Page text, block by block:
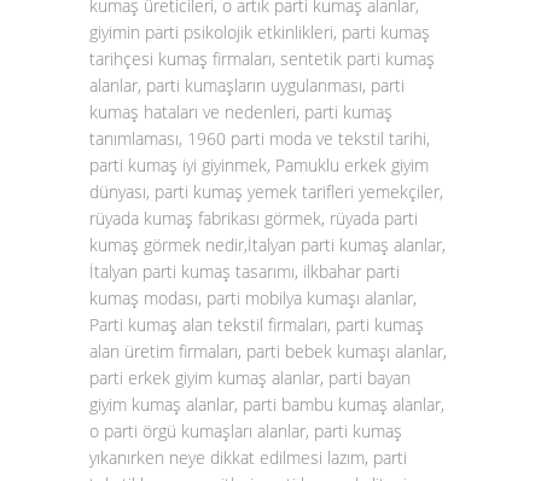
kumaş üreticileri, o artık parti kumaş alanlar,
giyimin parti psikolojik etkinlikleri, parti kumaş
tarihçesi kumaş firmaları, sentetik parti kumaş
alanlar, parti kumaşların uygulanması, parti
kumaş hataları ve nedenleri, parti kumaş
tanımlaması, 1960 parti moda ve tekstil tarihi,
parti kumaş iyi giyinmek, Pamuklu erkek giyim
dünyası, parti kumaş yemek tarifleri yemekçiler,
rüyada kumaş fabrikası görmek, rüyada parti
kumaş görmek nedir,İtalyan parti kumaş alanlar,
İtalyan parti kumaş tasarımı, ilkbahar parti
kumaş modası, parti mobilya kumaşı alanlar,
Parti kumaş alan tekstil firmaları, parti kumaş
alan üretim firmaları, parti bebek kumaşı alanlar,
parti erkek giyim kumaş alanlar, parti bayan
giyim kumaş alanlar, parti bambu kumaş alanlar,
o parti örgü kumaşları alanlar, parti kumaş
yıkanırken neye dikkat edilmesi lazım, parti